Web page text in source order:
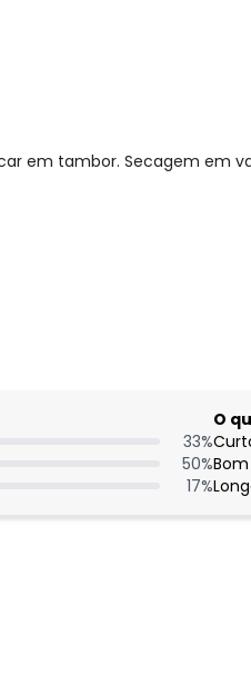
em tambor. Secagem em
33%
50%
17%
O
Bom
Digite seu e-
Telefone
Privacidade